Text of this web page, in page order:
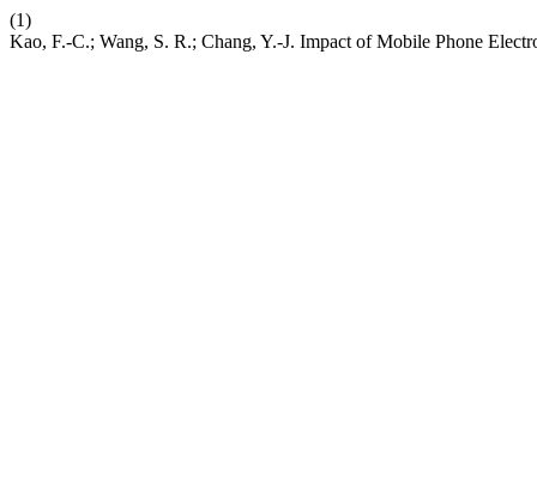
(1)
Kao, F.-C.; Wang, S. R.; Chang, Y.-J. Impact of Mobile Phone